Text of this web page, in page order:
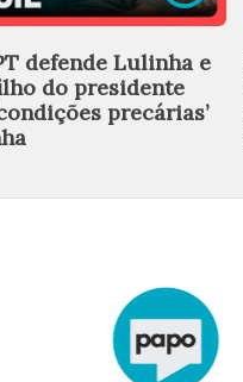
defende Lulinha e
do presidente
precárias’